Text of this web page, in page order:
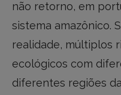
não retorno, em
sistema amazônico.
realidade, múltiplos
ecológicos com
diferentes regiões